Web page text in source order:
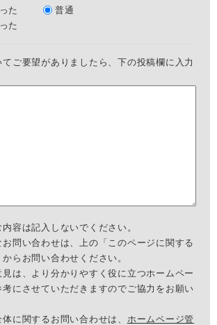
た
普通
た
ご要望がありましたら、下の投稿欄に入力
容は記入しないでください。
問い合わせは、上の「このページに関する
らお問い合わせください。
は、より分かりやすく役に立つホームペー
にさせていただきますのでご協力をお願い
に関するお問い合わせは、 ホームページ管